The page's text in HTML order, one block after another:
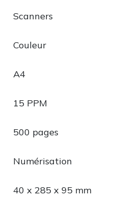
Scanners
Couleur
A4
15 PPM
500 pages
Numérisation
40 x 285 x 95 mm